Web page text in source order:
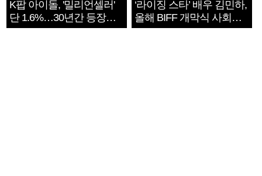
K팝 아이돌, '밀리언셀러'
단 1.6%…30년간 등장
1182개팀 전수조사
‘라이징 스타’ 배우 김민하,
올해 BIFF 개막식 사회자
확정